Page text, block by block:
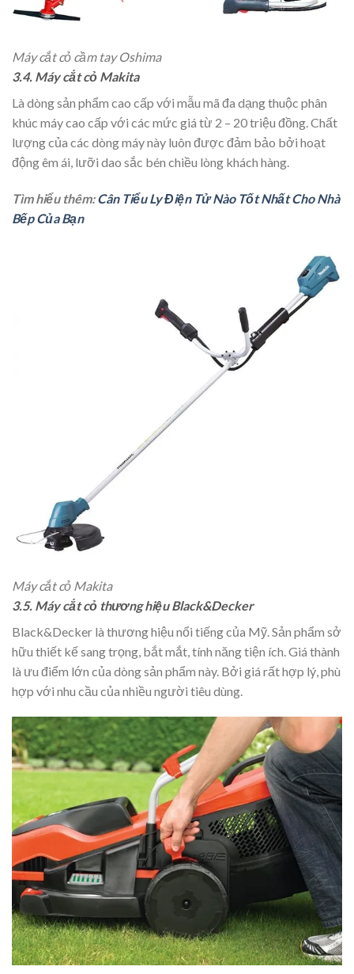
Máy cắt cỏ cầm tay Oshima
3.4. Máy cắt cỏ Makita
Là dòng sản phẩm cao cấp với mẫu mã đa dạng thuộc phân
khúc máy cao cấp với các mức giá từ 2 – 20 triệu đồng. Chất
lượng của các dòng máy này luôn được đảm bảo bởi hoạt
động êm ái, lưỡi dao sắc bén chiều lòng khách hàng.
Tìm hiểu thêm:Cân Tiểu Ly Điện Tử Nào Tốt Nhất Cho Nhà
Bếp Của Bạn
Máy cắt cỏ Makita
3.5. Máy cắt cỏ thương hiệu Black&Decker
Black&Decker là thương hiệu nổi tiếng của Mỹ. Sản phẩm sở
hữu thiết kế sang trọng, bắt mắt, tính năng tiện ích. Giá thành
là ưu điểm lớn của dòng sản phẩm này. Bởi giá rất hợp lý, phù
hợp với nhu cầu của nhiều người tiêu dùng.